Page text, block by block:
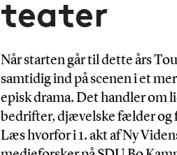
teater
Når starten går til dette års
samtidig ind på scenen i et
episk drama. Det handler om
bedrifter, djævelske fælder og
Læs hvorfor i 1. akt af Ny